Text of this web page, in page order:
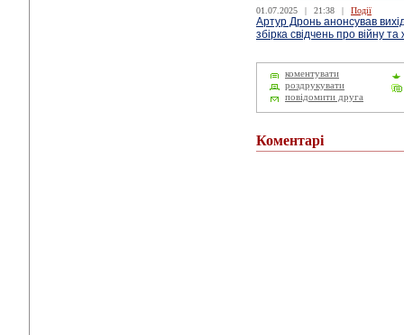
01.07.2025 | 21:38 | Події
Артур Дронь анонсував
збірка свідчень про війну та
коментувати
роздрукувати
повідомити друга
Коментарі